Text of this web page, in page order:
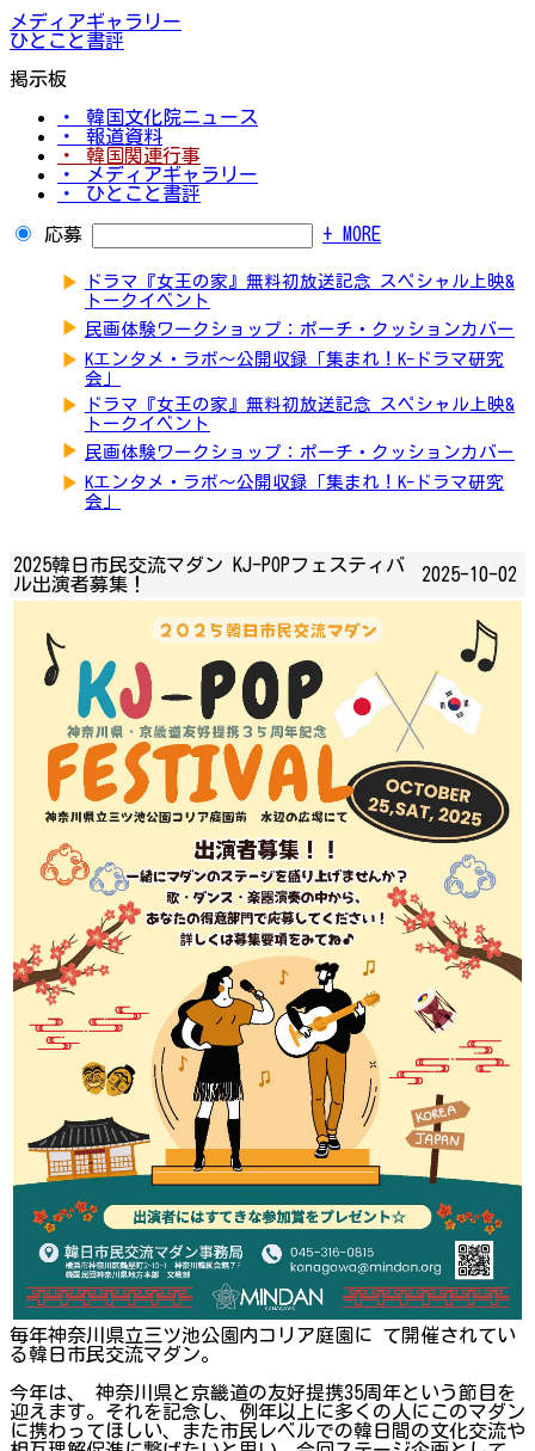
メディアギャラリー
ひとこと書評
掲示板
・ 韓国文化院ニュース
・ 報道資料
・ 韓国関連行事
・ メディアギャラリー
・ ひとこと書評
応募 + MORE
▶
ドラマ『女王の家』無料初放送記念 スペシャル上映&
トークイベント
▶ 民画体験ワークショップ：ポーチ・クッションカバー
▶ Kエンタメ・ラボ～公開収録「集まれ！K-ドラマ研究
会」
▶
ドラマ『女王の家』無料初放送記念 スペシャル上映&
トークイベント
▶ 民画体験ワークショップ：ポーチ・クッションカバー
▶ Kエンタメ・ラボ～公開収録「集まれ！K-ドラマ研究
会」
2025韓日市民交流マダン KJ-POPフェスティバ
ル出演者募集！
2025-10-02
毎年神奈川県立三ツ池公園内コリア庭園に て開催されてい
る韓日市民交流マダン。
今年は、 神奈川県と京畿道の友好提携35周年という節目を
迎えます。それを記念し、例年以上に多くの人にこのマダン
に携わってほしい、また市民レベルでの韓日間の文化交流や